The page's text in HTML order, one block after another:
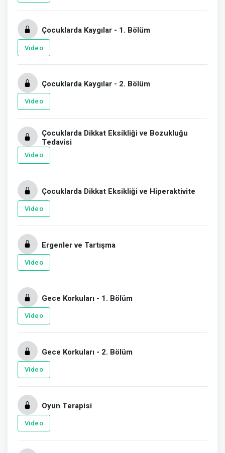
Çocuklarda Kaygılar - 1. Bölüm
Video
Çocuklarda Kaygılar - 2. Bölüm
Video
Çocuklarda Dikkat Eksikliği ve Bozukluğu
Tedavisi
Video
Çocuklarda Dikkat Eksikliği ve Hiperaktivite
Video
Ergenler ve Tartışma
Video
Gece Korkuları - 1. Bölüm
Video
Gece Korkuları - 2. Bölüm
Video
Oyun Terapisi
Video